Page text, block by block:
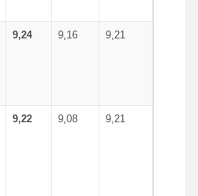
9,24 9,16 9,21
9,22 9,08 9,21